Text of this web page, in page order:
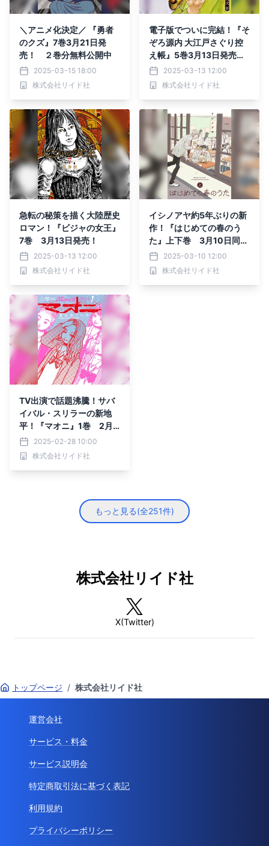
＼アニメ化決定／ 『勇者
のクズ』7巻3月21日発
売！ ２巻分無料公開中
2025-03-15 18:00
株式会社リイド社
電子版でついに完結！『そ
ぞろ源内 大江戸さぐり控
え帳』5巻3月13日発売
新連載情報も
2025-03-13 12:00
株式会社リイド社
急転の秘策を描く大陸歴史
ロマン！『ビジャの女王』
7巻 3月13日発売！
2025-03-13 12:00
株式会社リイド社
イシノアヤ約5年ぶりの新
作！『はじめての春のう
た』上下巻 3月10日同時
発売！2025-03-10 12:00
株式会社リイド社
TV出演で話題沸騰！サバ
イバル・スリラーの新地
平！『マオニ』1巻 2月2
7日発売！
2025-02-28 10:00
株式会社リイド社
もっと見る(全251件)
株式会社リイド社
X(Twitter)
トップページ / 株式会社リイド社
運営会社
サービス・料金
サービス説明会
特定商取引法に基づく表記
利用規約
プライバシーポリシー